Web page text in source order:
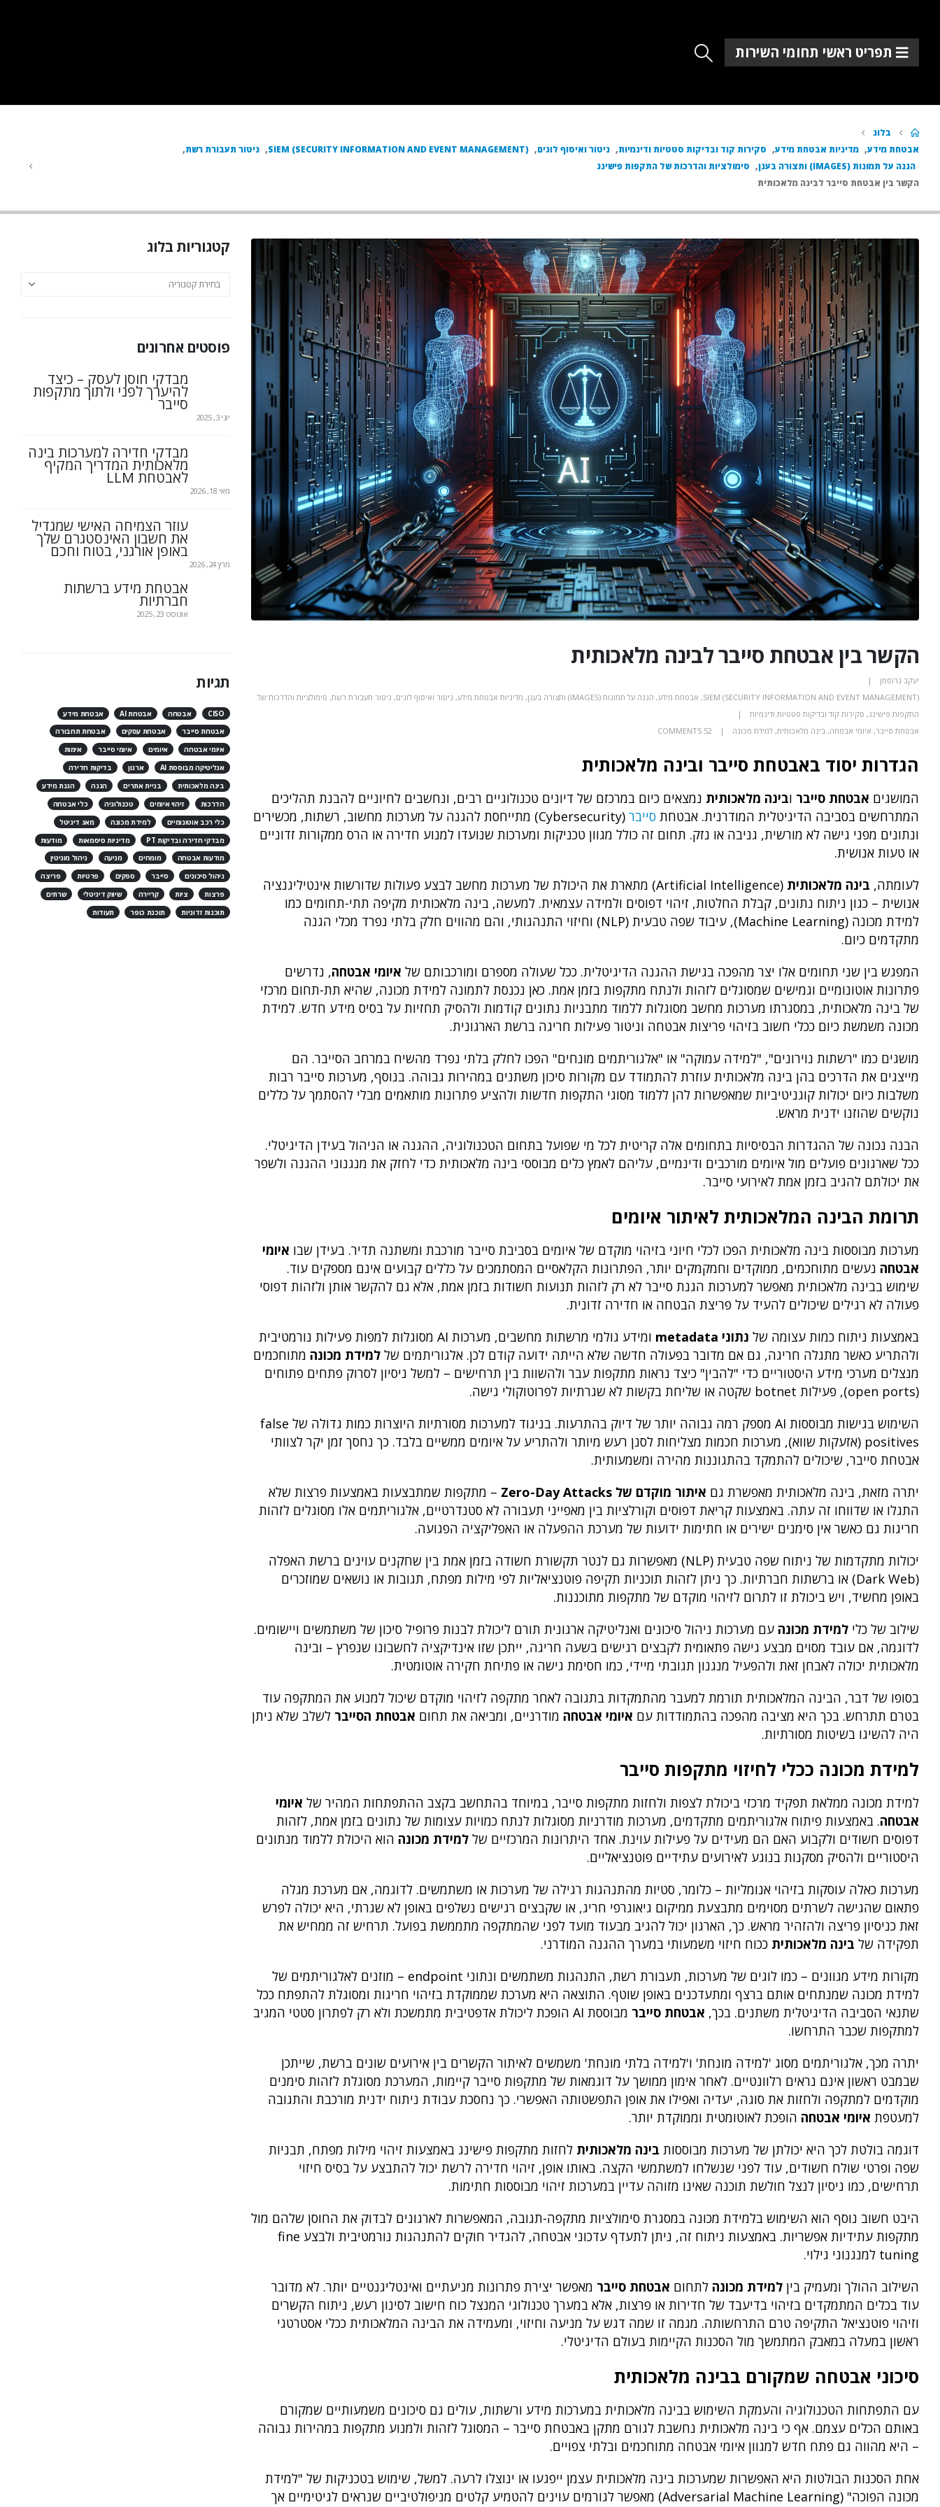
תפריט ראשי תחומי השירות
בלוג
אבטחת מידע, מדיניות אבטחת מידע, סקירות קוד ובדיקות סטטיות ודינמיות, ניטור ואיסוף לוגים,
SIEM (SECURITY INFORMATION AND EVENT MANAGEMENT)
, ניטור תעבורת רשת,
הגנה על תמונות (IMAGES) ותצורה בענן
, סימולציות והדרכות של התקפות פישינג
הקשר בין אבטחת סייבר לבינה מלאכותית
הקשר בין אבטחת סייבר לבינה מלאכותית
יעקב גרוסמן
SIEM (SECURITY INFORMATION AND EVENT MANAGEMENT)
, אבטחת מידע, הגנה על תמונות (IMAGES) ותצורה בענן , מדיניות אבטחת מידע, ניטור ואיסוף לוגים, ניטור תעבורת רשת, סימולציות והדרכות של
התקפות פישינג, סקירות קוד ובדיקות סטטיות ודינמיות
אבטחת סייבר, איומי אבטחה, בינה מלאכותית, למידת מכונה 52 COMMENTS
הגדרות יסוד באבטחת סייבר ובינה מלאכותית
המושגים אבטחת סייבר ובינה מלאכותית נמצאים כיום במרכזם של דיונים טכנולוגיים רבים, ונחשבים לחיוניים להבנת תהליכים
המתרחשים בסביבה הדיגיטלית המודרנית. אבטחת סייבר
(Cybersecurity) מתייחסת להגנה על מערכות מחשוב, רשתות, מכשירים
ונתונים מפני גישה לא מורשית, גניבה או נזק. תחום זה כולל מגוון טכניקות ומערכות שנועדו למנוע חדירה או הרס ממקורות זדוניים
או טעות אנושית.
לעומתה, בינה מלאכותית
(Artificial Intelligence) מתארת את היכולת של מערכות מחשב לבצע פעולות שדורשות אינטיליגנציה
אנושית – כגון ניתוח נתונים, קבלת החלטות, זיהוי דפוסים ולמידה עצמאית. למעשה, בינה מלאכותית מקיפה תתי-תחומים כמו
למידת מכונה (Machine Learning), עיבוד שפה טבעית (NLP) וחיזוי התנהגותי, והם מהווים חלק בלתי נפרד מכלי הגנה
מתקדמים כיום.
המפגש בין שני תחומים אלו יצר מהפכה בגישת ההגנה הדיגיטלית. ככל שעולה מספרם ומורכבותם של איומי אבטחה, נדרשים
פתרונות אוטונומיים וגמישים שמסוגלים לזהות ולנתח מתקפות בזמן אמת. כאן נכנסת לתמונה למידת מכונה, שהיא תת-תחום מרכזי
של בינה מלאכותית, במסגרתו מערכות מחשב מסוגלות ללמוד מתבניות נתונים קודמות ולהסיק תחזיות על בסיס מידע חדש. למידת
מכונה משמשת כיום ככלי חשוב בזיהוי פריצות אבטחה וניטור פעילות חריגה ברשת הארגונית.
מושגים כמו "רשתות נוירונים", "למידה עמוקה" או "אלגוריתמים מונחים" הפכו לחלק בלתי נפרד מהשיח במרחב הסייבר. הם
מייצגים את הדרכים בהן בינה מלאכותית עוזרת להתמודד עם מקורות סיכון משתנים במהירות גבוהה. בנוסף, מערכות סייבר רבות
משלבות כיום יכולות קוגניטיביות שמאפשרות להן ללמוד מסוגי התקפות חדשות ולהציע פתרונות מותאמים מבלי להסתמך על כללים
נוקשים שהוזנו ידנית מראש.
הבנה נכונה של ההגדרות הבסיסיות בתחומים אלה קריטית לכל מי שפועל בתחום הטכנולוגיה, ההגנה או הניהול בעידן הדיגיטלי.
ככל שארגונים פועלים מול איומים מורכבים ודינמיים, עליהם לאמץ כלים מבוססי בינה מלאכותית כדי לחזק את מנגנוני ההגנה ולשפר
את יכולתם להגיב בזמן אמת לאירועי סייבר.
תרומת הבינה המלאכותית לאיתור איומים
מערכות מבוססות בינה מלאכותית הפכו לכלי חיוני בזיהוי מוקדם של איומים בסביבת סייבר מורכבת ומשתנה תדיר. בעידן שבו איומי
אבטחה נעשים מתוחכמים, ממוקדים וחמקמקים יותר, הפתרונות הקלאסיים המסתמכים על כללים קבועים אינם מספקים עוד.
שימוש בבינה מלאכותית מאפשר למערכות הגנת סייבר לא רק לזהות תנועות חשודות בזמן אמת, אלא גם להקשר אותן ולזהות דפוסי
פעולה לא רגילים שיכולים להעיד על פריצת הבטחה או חדירה זדונית.
באמצעות ניתוח כמות עצומה של נתוני metadata
ומידע גולמי מרשתות מחשבים, מערכות AI מסוגלות למפות פעילות נורמטיבית
ולהתריע כאשר מתגלה חריגה, גם אם מדובר בפעולה חדשה שלא הייתה ידועה קודם לכן. אלגוריתמים של למידת מכונה מתוחכמים
מנצלים מערכי מידע היסטוריים כדי "להבין" כיצד נראות מתקפות עבר ולהשוות בין תרחישים – למשל ניסיון לסרוק פתחים פתוחים
(open ports), פעילות botnet שקטה או שליחת בקשות לא שגרתיות לפרוטוקולי גישה.
השימוש בגישות מבוססות AI מספק רמה גבוהה יותר של דיוק בהתרעות. בניגוד למערכות מסורתיות היוצרות כמות גדולה של false
positives (אזעקות שווא), מערכות חכמות מצליחות לסנן רעש מיותר ולהתריע על איומים ממשיים בלבד. כך נחסך זמן יקר לצוותי
אבטחת סייבר, שיכולים להתמקד בהתגוננות מהירה ומשמעותית.
יתרה מזאת, בינה מלאכותית מאפשרת גם איתור מוקדם של Zero-Day Attacks
– מתקפות שמתבצעות באמצעות פרצות שלא
התגלו או שדווחו זה עתה. באמצעות קריאת דפוסים וקורלציות בין מאפייני תעבורה לא סטנדרטיים, אלגוריתמים אלו מסוגלים לזהות
חריגות גם כאשר אין סימנים ישירים או חתימות ידועות של מערכת ההפעלה או האפליקציה הפגועה.
יכולות מתקדמות של ניתוח שפה טבעית (NLP) מאפשרות גם לנטר תקשורת חשודה בזמן אמת בין שחקנים עוינים ברשת האפלה
(Dark Web) או ברשתות חברתיות. כך ניתן לזהות תוכניות תקיפה פוטנציאליות לפי מילות מפתח, תגובות או נושאים שמוזכרים
באופן מחשיד, ויש ביכולת זו לתרום לזיהוי מוקדם של מתקפות מתוכננות.
שילוב של כלי למידת מכונה עם מערכות ניהול סיכונים ואנליטיקה ארגונית תורם ליכולת לבנות פרופיל סיכון של משתמשים ויישומים.
לדוגמה, אם עובד מסוים מבצע גישה פתאומית לקבצים רגישים בשעה חריגה, ייתכן שזו אינדיקציה לחשבונו שנפרץ – ובינה
מלאכותית יכולה לאבחן זאת ולהפעיל מנגנון תגובתי מיידי, כמו חסימת גישה או פתיחת חקירה אוטומטית.
בסופו של דבר, הבינה המלאכותית תורמת למעבר מהתמקדות בתגובה לאחר מתקפה לזיהוי מוקדם שיכול למנוע את המתקפה עוד
בטרם תתרחש. בכך היא מציבה מהפכה בהתמודדות עם איומי אבטחה מודרניים, ומביאה את תחום אבטחת הסייבר לשלב שלא ניתן
היה להשיגו בשיטות מסורתיות.
למידת מכונה ככלי לחיזוי מתקפות סייבר
למידת מכונה ממלאת תפקיד מרכזי ביכולת לצפות ולחזות מתקפות סייבר, במיוחד בהתחשב בקצב ההתפתחות המהיר של איומי
אבטחה. באמצעות פיתוח אלגוריתמים מתקדמים, מערכות מודרניות מסוגלות לנתח כמויות עצומות של נתונים בזמן אמת, לזהות
דפוסים חשודים ולקבוע האם הם מעידים על פעילות עוינת. אחד היתרונות המרכזיים של למידת מכונה הוא היכולת ללמוד מנתונים
היסטוריים ולהסיק מסקנות בנוגע לאירועים עתידיים פוטנציאליים.
מערכות כאלה עוסקות בזיהוי אנומליות – כלומר, סטיות מהתנהגות רגילה של מערכות או משתמשים. לדוגמה, אם מערכת מגלה
פתאום שהגישה לשרתים מסוימים מתבצעת ממיקום גיאוגרפי חריג, או שקבצים רגישים נשלפים באופן לא שגרתי, היא יכולה לפרש
זאת כניסיון פריצה ולהזהיר מראש. כך, הארגון יכול להגיב מבעוד מועד לפני שהמתקפה מתממשת בפועל. תרחיש זה ממחיש את
תפקידה של בינה מלאכותית ככוח חיזוי משמעותי במערך ההגנה המודרני.
מקורות מידע מגוונים – כמו לוגים של מערכות, תעבורת רשת, התנהגות משתמשים ונתוני endpoint – מוזנים לאלגוריתמים של
למידת מכונה שמנתחים אותם ברצף ומתעדכנים באופן שוטף. התוצאה היא מערכת שממוקדת בזיהוי חריגות ומסוגלת להתפתח ככל
שתנאי הסביבה הדיגיטלית משתנים. בכך, אבטחת סייבר
מבוססת AI הופכת ליכולת אדפטיבית מתמשכת ולא רק לפתרון סטטי המגיב
למתקפות שכבר התרחשו.
יתרה מכך, אלגוריתמים מסוג 'למידה מונחת' ו'למידה בלתי מונחת' משמשים לאיתור הקשרים בין אירועים שונים ברשת, שייתכן
שבמבט ראשון אינם נראים רלוונטיים. לאחר אימון ממושך על דוגמאות של מתקפות סייבר קיימות, המערכת מסוגלת לזהות סימנים
מוקדמים למתקפה ולחזות את סוגה, יעדיה ואפילו את אופן התפשטותה האפשרי. כך נחסכת עבודת ניתוח ידנית מורכבת והתגובה
למעטפת איומי אבטחה הופכת לאוטומטית וממוקדת יותר.
דוגמה בולטת לכך היא יכולתן של מערכות מבוססות בינה מלאכותית לחזות מתקפות פישינג באמצעות זיהוי מילות מפתח, תבניות
שפה ופרטי שולח חשודים, עוד לפני שנשלחו למשתמשי הקצה. באותו אופן, זיהוי חדירה לרשת יכול להתבצע על בסיס חיזוי
תרחישים, כמו ניסיון לנצל חולשת תוכנה שאינו מזוהה עדיין במערכות זיהוי מבוססות חתימות.
היבט חשוב נוסף הוא השימוש בלמידת מכונה במסגרת סימולציות מתקפה-תגובה, המאפשרות לארגונים לבדוק את החוסן שלהם מול
מתקפות עתידיות אפשריות. באמצעות ניתוח זה, ניתן לתעדף עדכוני אבטחה, להגדיר חוקים להתנהגות נורמטיבית ולבצע fine
tuning למנגנוני גילוי.
השילוב ההולך ומעמיק בין למידת מכונה לתחום אבטחת סייבר מאפשר יצירת פתרונות מניעתיים ואינטליגנטיים יותר. לא מדובר
עוד בכלים המתמקדים בזיהוי בדיעבד של חדירות או פרצות, אלא במערך טכנולוגי המנצל כוח חישוב לסינון רעש, ניתוח הקשרים
וזיהוי פוטנציאל התקיפה טרם התרחשותה. מגמה זו שמה דגש על מניעה וחיזוי, ומעמידה את הבינה המלאכותית ככלי אסטרטגי
ראשון במעלה במאבק המתמשך מול הסכנות הקיימות בעולם הדיגיטלי.
סיכוני אבטחה שמקורם בבינה מלאכותית
עם התפתחות הטכנולוגיה והעמקת השימוש בבינה מלאכותית במערכות מידע ורשתות, עולים גם סיכונים משמעותיים שמקורם
באותם הכלים עצמם. אף כי בינה מלאכותית נחשבת לגורם מתקן באבטחת סייבר – המסוגל לזהות ולמנוע מתקפות במהירות גבוהה
– היא מהווה גם פתח חדש למגוון איומי אבטחה מתוחכמים ובלתי צפויים.
אחת הסכנות הבולטות היא האפשרות שמערכות בינה מלאכותית עצמן ייפגעו או ינוצלו לרעה. למשל, שימוש בטכניקות של "למידת
מכונה הפוכה" (Adversarial Machine Learning) מאפשר לגורמים עוינים להטמיע קלטים מניפולטיביים שנראים לגיטימיים אך
קטגוריות בלוג
קטגוריות
פוסטים אחרונים
מבדקי חוסן לעסק – כיצד
להיערך לפני ולתוך מתקפות
סייבר
יוני 3, 2025
מבדקי חדירה למערכות בינה
מלאכותית המדריך המקיף
לאבטחת LLM
מאי 18, 2026
עוזר הצמיחה האישי שמגדיל
את חשבון האינסטגרם שלך
באופן אורגני, בטוח וחכם
מרץ 24, 2026
אבטחת מידע ברשתות
חברתיות
אוגוסט 23, 2025
תגיות
CISO אבטחה אבטחת AI
אבטחת מידע
אבטחת סייבר
אבטחת עסקים
אבטחת תחבורה
איומי אבטחה
איומים איומי סייבר
אימות
אנליטיקה מבוססת AI
ארגון
בדיקות חדירה
בינה מלאכותית
בניית אתרים הגנה
הגנת מידע
הדרכות
זיהוי איומים טכנולוגיה
כלי אבטחה
כלי רכב אוטונומיים
למידת מכונה
מאג דיגיטל
מבדקי חדירה ובדיקות PT
מדיניות סיסמאות
מודעות
מודעות אבטחה
מומחים מניעה
ניהול מוניטין
ניהול סיכונים
סייבר ספקים פרטיות
פריצה
פרצות
ציות קריירה שיווק דיגיטלי
שרתים
תוכנות זדוניות
תוכנת כופר תעודות